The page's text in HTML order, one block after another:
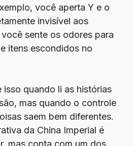
você aperta Y e o
invisível aos
sente os odores para
itens escondidos no
quando li as histórias
mas quando o controle
saem bem diferentes.
da China Imperial é